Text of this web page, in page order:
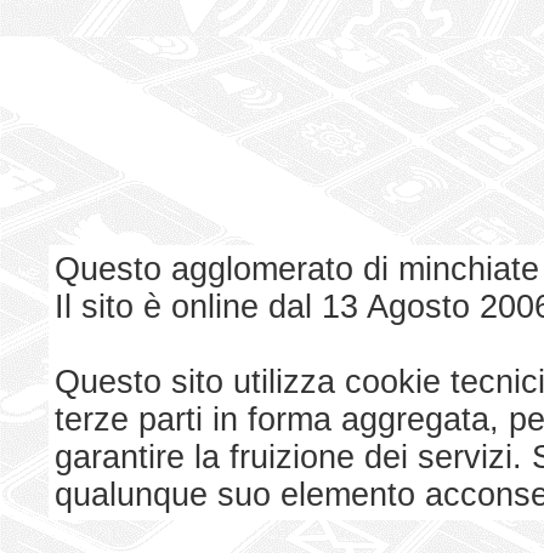
Questo agglomerato di
Il sito è online dal 13 Agosto
Questo sito utilizza cookie
terze parti in forma aggregata,
garantire la fruizione dei servizi.
qualunque suo elemento